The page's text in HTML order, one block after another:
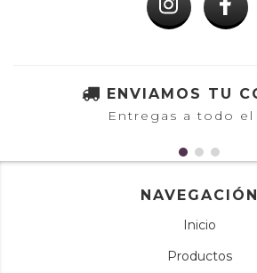
ENVIAMOS TU
Entregas a todo el
NAVEGACIÓN
Inicio
Productos